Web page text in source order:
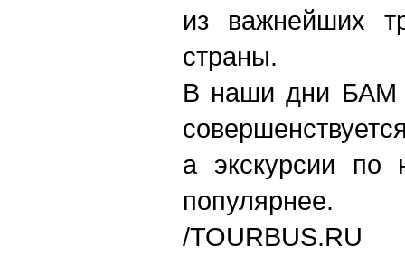
из важнейших
страны.
В наши дни БАМ
а экскурсии по
популярнее.
/TOURBUS.RU